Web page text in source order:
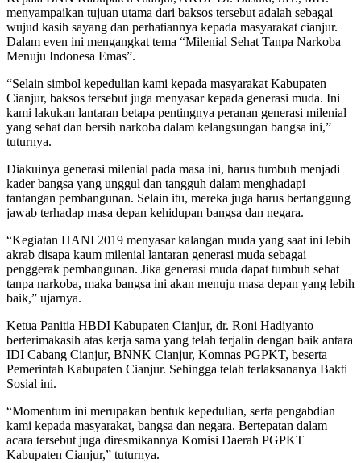
menyampaikan tujuan utama dari baksos tersebut adalah sebagai
wujud kasih sayang dan perhatiannya kepada masyarakat cianjur.
Dalam even ini mengangkat tema “Milenial Sehat Tanpa Narkoba
Menuju Indonesa Emas”.
“Selain simbol kepedulian kami kepada masyarakat Kabupaten
Cianjur, baksos tersebut juga menyasar kepada generasi muda. Ini
kami lakukan lantaran betapa pentingnya peranan generasi milenial
yang sehat dan bersih narkoba dalam kelangsungan bangsa ini,”
tuturnya.
Diakuinya generasi milenial pada masa ini, harus tumbuh menjadi
kader bangsa yang unggul dan tangguh dalam menghadapi
tantangan pembangunan. Selain itu, mereka juga harus bertanggung
jawab terhadap masa depan kehidupan bangsa dan negara.
“Kegiatan HANI 2019 menyasar kalangan muda yang saat ini lebih
akrab disapa kaum milenial lantaran generasi muda sebagai
penggerak pembangunan. Jika generasi muda dapat tumbuh sehat
tanpa narkoba, maka bangsa ini akan menuju masa depan yang lebih
baik,” ujarnya.
Ketua Panitia HBDI Kabupaten Cianjur, dr. Roni Hadiyanto
berterimakasih atas kerja sama yang telah terjalin dengan baik antara
IDI Cabang Cianjur, BNNK Cianjur, Komnas PGPKT, beserta
Pemerintah Kabupaten Cianjur. Sehingga telah terlaksananya Bakti
Sosial ini.
“Momentum ini merupakan bentuk kepedulian, serta pengabdian
kami kepada masyarakat, bangsa dan negara. Bertepatan dalam
acara tersebut juga diresmikannya Komisi Daerah PGPKT
Kabupaten Cianjur,” tuturnya.